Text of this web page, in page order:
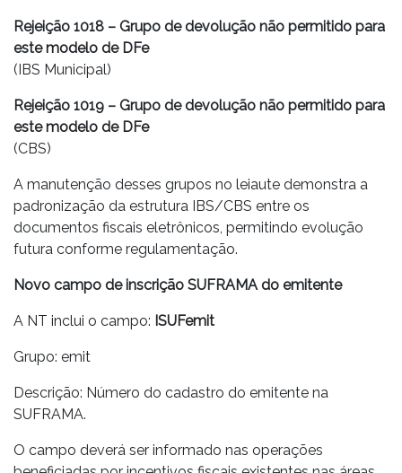
Rejeição 1018 – Grupo de devolução não permitido para
este modelo de DFe
(IBS Municipal)
Rejeição 1019 – Grupo de devolução não permitido para
este modelo de DFe
(CBS)
A manutenção desses grupos no leiaute demonstra a
padronização da estrutura IBS/CBS entre os
documentos fiscais eletrônicos, permitindo evolução
futura conforme regulamentação.
Novo campo de inscrição SUFRAMA do emitente
A NT inclui o campo: ISUFemit
Grupo: emit
Descrição: Número do cadastro do emitente na
SUFRAMA.
O campo deverá ser informado nas operações